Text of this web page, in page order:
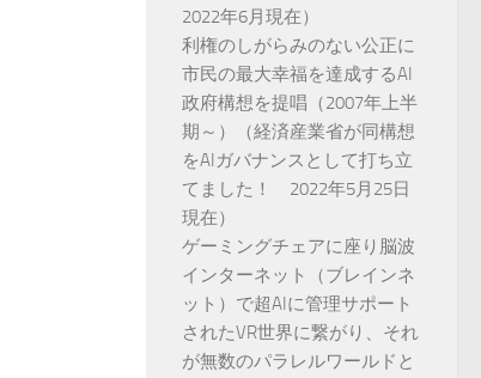
2022年6月現在）
利権のしがらみのない公正に
市民の最大幸福を達成するAI
政府構想を提唱（2007年上半
期～）（経済産業省が同構想
をAIガバナンスとして打ち立
てました！ 2022年5月25日
現在）
ゲーミングチェアに座り脳波
インターネット（ブレインネ
ット）で超AIに管理サポート
されたVR世界に繋がり、それ
が無数のパラレルワールドと